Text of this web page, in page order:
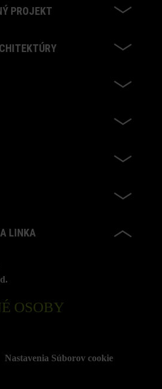
PROJEKT
LINKA
OSOBY
Nastavenia Súborov cookie